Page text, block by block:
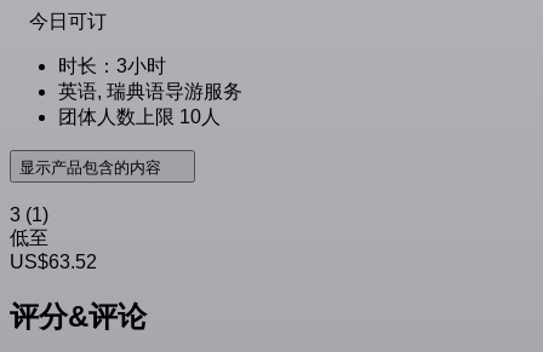
今日可订
时长：3小时
英语, 瑞典语导游服务
团体人数上限 10人
显示产品包含的内容
3 (1)
低至
US$63.52
评分&评论